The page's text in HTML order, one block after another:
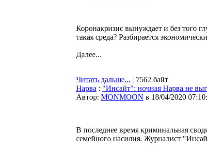
Коронакризис вынуждает и без того
такая среда? Разбирается
Далее...
Читать дальше... | 7562 байт
Нарва : "Инсайт": ночная Нарва не
Автор: MONMOON в 18/04/2020
В последнее время криминальная
семейного насилия. Журналист